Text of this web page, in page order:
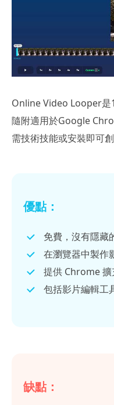
Online Video Looper是
隨附適用於Google
需技術技能或安裝即可
優點：
免費，沒有隱藏
在瀏覽器中製作
提供 Chrome 擴
包括影片編輯工
缺點：